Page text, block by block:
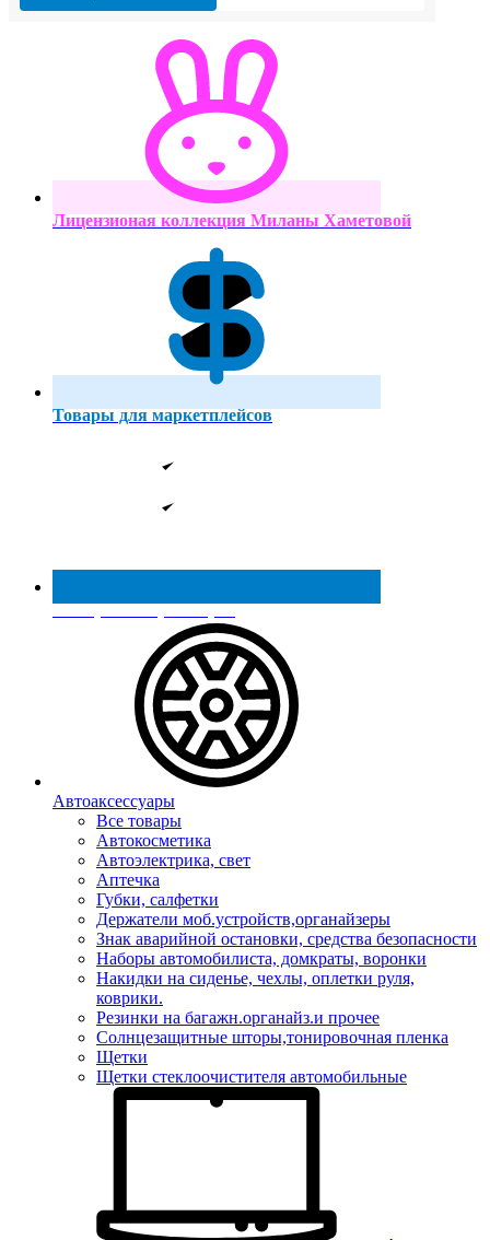
Лицензионая коллекция Миланы Хаметовой
Товары для маркетплейсов
Реестр МинПромТорга
Автоаксессуары
Все товары
Автокосметика
Автоэлектрика, свет
Аптечка
Губки, салфетки
Держатели моб.устройств,органайзеры
Знак аварийной остановки, средства безопасности
Наборы автомобилиста, домкраты, воронки
Накидки на сиденье, чехлы, оплетки руля,
коврики.
Резинки на багажн.органайз.и прочее
Солнцезащитные шторы,тонировочная пленка
Щетки
Щетки стеклоочистителя автомобильные